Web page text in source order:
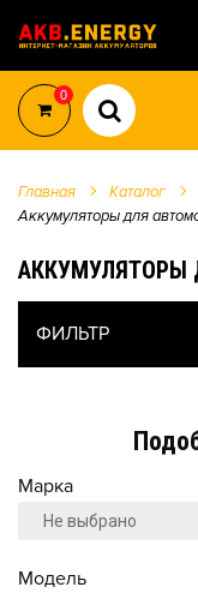
0
Главная Каталог
Аккумуляторы для
АККУМУЛЯТОРЫ
ФИЛЬТР
Марка
Модель